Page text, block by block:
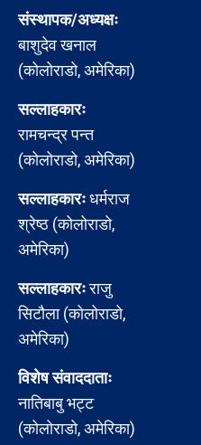
संस्थापक/अध्यक्षः
बाशुदेव खनाल
(कोलोराडो, अमेरिका)
सल्लाहकारः
रामचन्द्र पन्त
(कोलोराडो, अमेरिका)
सल्लाहकारःधर्मराज
श्रेष्ठ (कोलोराडो,
अमेरिका)
सल्लाहकारःराजु
सिटौला (कोलोराडो,
अमेरिका)
विशेष संवाददाताः
नातिबाबु भट्ट
(कोलोराडो, अमेरिका)